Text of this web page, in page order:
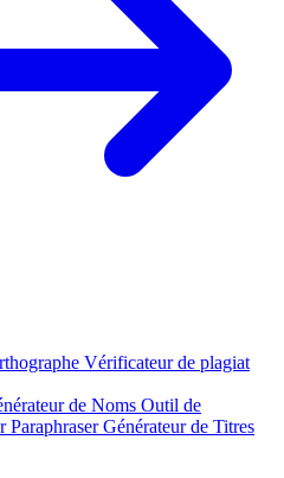
Vérificateur de plagiat
de Noms Outil de
ParaphraserGénérateur de Titres